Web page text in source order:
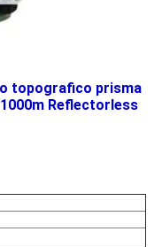
topografico prisma
Reflectorless